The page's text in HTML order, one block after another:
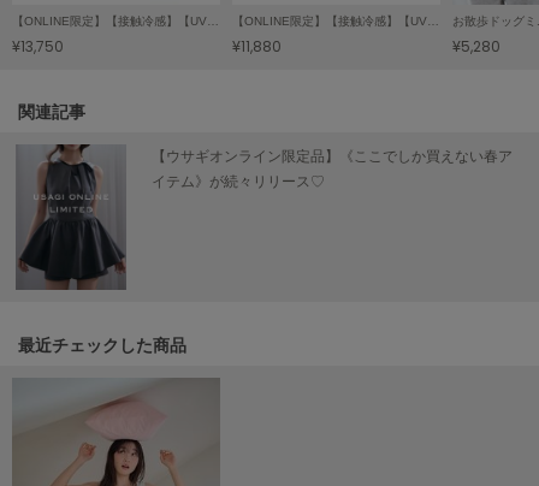
スペルガ
TAW&TOE
トーアンドトー
TEVA
テバ
ザバーネット
THE NORTH FACE
ザ・ノース・フェイス
TODAYFUL
トゥデイフル
¥13,750 ¥11,880
お散歩ドッグ
¥5,280
関連記事
【ウサギオンライン限定品】《ここでしか買えない春ア
イテム》が続々リリース♡
最近チェックした商品